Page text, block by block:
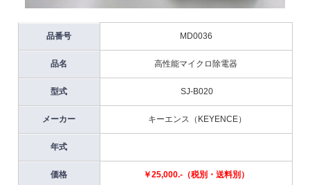
品番号 MD0036
品名 高性能マイクロ除電器
型式 SJ-B020
メーカー キーエンス（KEYENCE）
年式
価格 ￥25,000.-（税別・送料別）